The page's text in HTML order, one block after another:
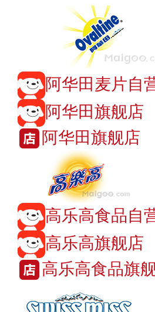
阿华田麦片自
阿华田旗舰店
阿华田旗舰店
高乐高食品自
高乐高旗舰店
高乐高食品旗